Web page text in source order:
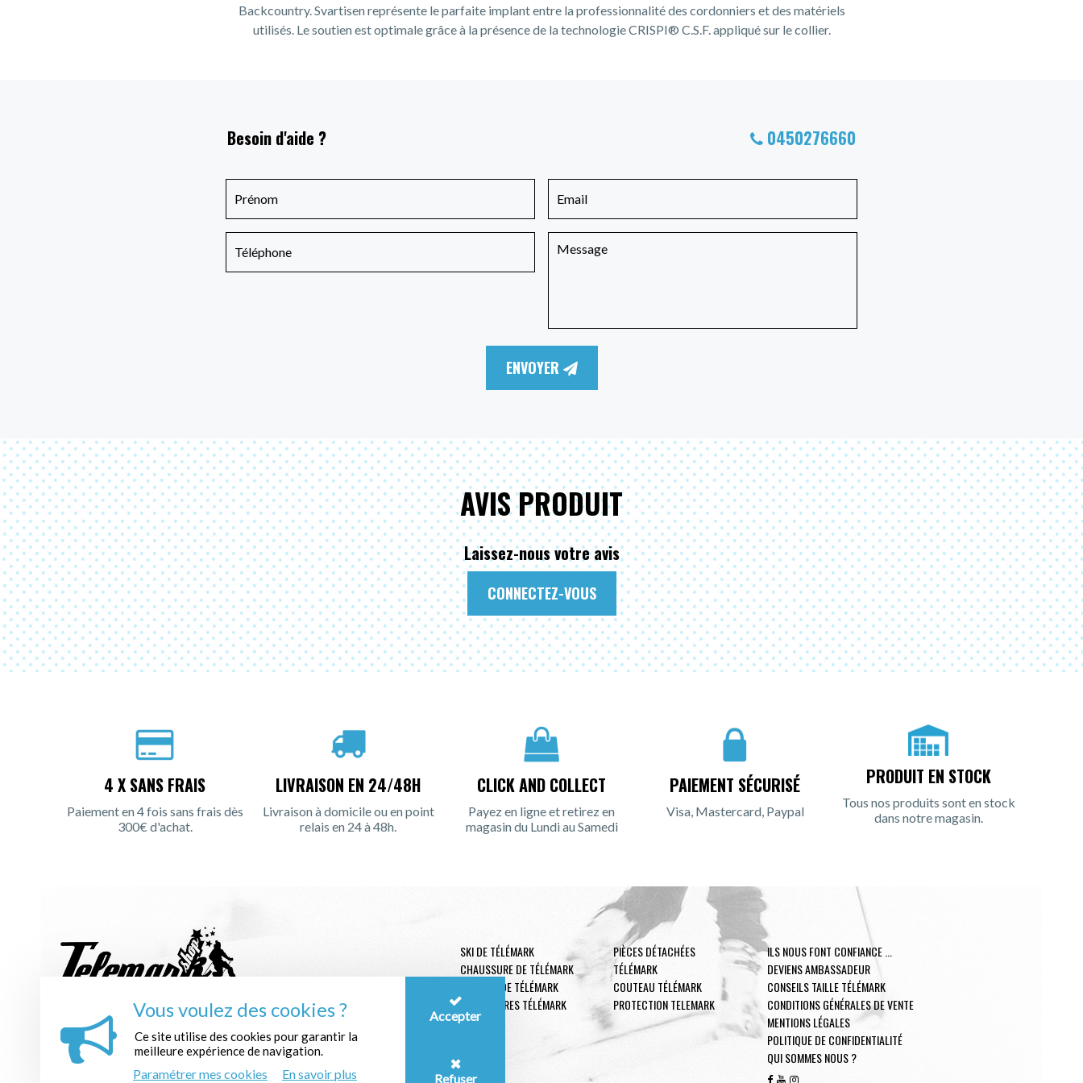
Backcountry. Svartisen représente le parfaite implant entre la professionnalité des cordonniers et des matériels
utilisés. Le soutien est optimale grâce à la présence de la technologie CRISPI® C.S.F. appliqué sur le collier.
Besoin d'aide ? 0450276660
ENVOYER
AVIS PRODUIT
Laissez-nous votre avis
CONNECTEZ-VOUS
4 X SANS FRAIS
Paiement en 4 fois sans frais dès
300€ d'achat.
LIVRAISON EN 24/48H
Livraison à domicile ou en point
relais en 24 à 48h.
CLICK AND COLLECT
Payez en ligne et retirez en
magasin du Lundi au Samedi
PAIEMENT SÉCURISÉ
Visa, Mastercard, Paypal
PRODUIT EN STOCK
Tous nos produits sont en stock
dans notre magasin.
INSCRIPTION À LA NEWSLETTER :
SKI DE TÉLÉMARK
CHAUSSURE DE TÉLÉMARK
FIXATION DE TÉLÉMARK
ACCESSOIRES TÉLÉMARK
PIÈCES DÉTACHÉES
TÉLÉMARK
COUTEAU TÉLÉMARK
PROTECTION TELEMARK
ILS NOUS FONT CONFIANCE ...
DEVIENS AMBASSADEUR
CONSEILS TAILLE TÉLÉMARK
CONDITIONS GÉNÉRALES DE VENTE
MENTIONS LÉGALES
POLITIQUE DE CONFIDENTIALITÉ
QUI SOMMES NOUS ?
Vous voulez des cookies ?
Ce site utilise des cookies pour garantir la
meilleure expérience de navigation.
Paramétrer mes cookies En savoir plus
Accepter
Refuser